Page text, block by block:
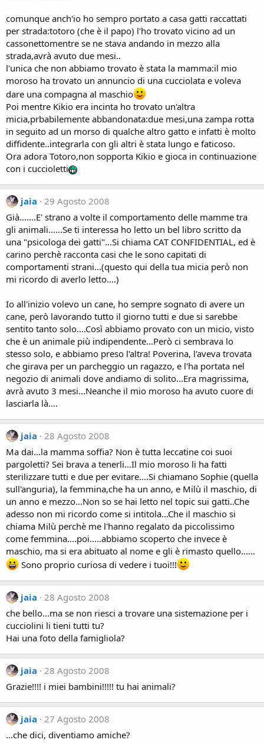
comunque anch'io ho sempro portato a casa gatti raccattati
per strada:totoro (che è il papo) l'ho trovato vicino ad un
cassonettomentre se ne stava andando in mezzo alla
strada,avrà avuto due mesi..
l'unica che non abbiamo trovato è stata la mamma:il mio
moroso ha trovato un annuncio di una cucciolata e voleva
dare una compagna al maschio
Poi mentre Kikio era incinta ho trovato un'altra
micia,prbabilemente abbandonata:due mesi,una zampa rotta
in seguito ad un morso di qualche altro gatto e infatti è molto
diffidente..integrarla con gli altri è stata lungo e faticoso.
Ora adora Totoro,non sopporta Kikio e gioca in continuazione
con i cuccioletti
jaia
29 Agosto 2008
Già.......E' strano a volte il comportamento delle mamme tra
gli animali......Se ti interessa ho letto un bel libro scritto da
una "psicologa dei gatti"...Si chiama CAT CONFIDENTIAL, ed è
carino perchè racconta casi che le sono capitati di
comportamenti strani...(questo qui della tua micia però non
mi ricordo di averlo letto....)
Io all'inizio volevo un cane, ho sempre sognato di avere un
cane, però lavorando tutto il giorno tutti e due si sarebbe
sentito tanto solo....Così abbiamo provato con un micio, visto
che è un animale più indipendente...Però ci sembrava lo
stesso solo, e abbiamo preso l'altra! Poverina, l'aveva trovata
che girava per un parcheggio un ragazzo, e l'ha portata nel
negozio di animali dove andiamo di solito...Era magrissima,
avrà avuto 3 mesi...Neanche il mio moroso ha avuto cuore di
lasciarla là....
jaia
28 Agosto 2008
Ma dai...la mamma soffia? Non è tutta leccatine coi suoi
pargoletti? Sei brava a tenerli...Il mio moroso li ha fatti
sterilizzare tutti e due per evitare....Si chiamano Sophie (quella
sull'anguria), la femmina,che ha un anno, e Milù il maschio, di
un anno e mezzo...Non so se hai letto nel topic sui gatti..Che
adesso non mi ricordo come si intitola...Che il maschio si
chiama Milù perchè me l'hanno regalato da piccolissimo
come femmina....poi.....abbiamo scoperto che invece è
maschio, ma si era abituato al nome e gli è rimasto quello......
Sono proprio curiosa di vedere i tuoi!!!
jaia
28 Agosto 2008
che bello...ma se non riesci a trovare una sistemazione per i
cucciolini li tieni tutti tu?
Hai una foto della famigliola?
jaia
28 Agosto 2008
Grazie!!!! i miei bambini!!!!! tu hai animali?
jaia
27 Agosto 2008
...che dici, diventiamo amiche?